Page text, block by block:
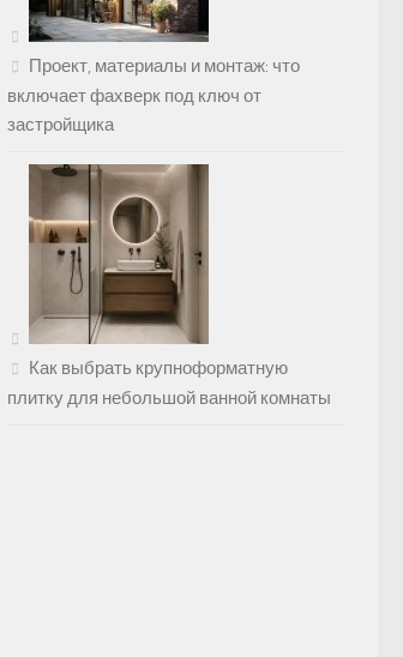
Проект, материалы и монтаж: что
включает фахверк под ключ от
застройщика
Как выбрать крупноформатную
плитку для небольшой ванной комнаты